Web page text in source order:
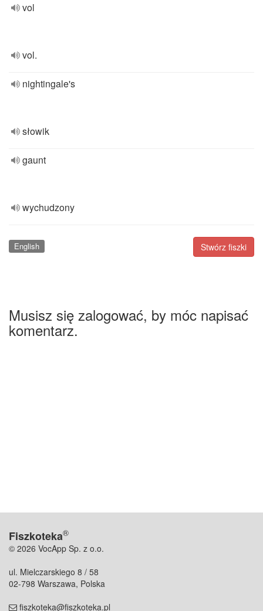
vol
vol.
nightingale's
słowik
gaunt
wychudzony
Stwórz fiszki
English
Musisz się zalogować, by móc napisać
komentarz.
Fiszkoteka®
© 2026 VocApp Sp. z o.o.
ul. Mielczarskiego 8 / 58
02-798 Warszawa, Polska
fiszkoteka@fiszkoteka.pl